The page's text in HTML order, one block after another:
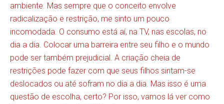
ambiente. Mas sempre que o conceito envolve
radicalização e restrição, me sinto um pouco
incomodada. O consumo está aí, na TV, nas escolas, no
dia a dia. Colocar uma barreira entre seu filho e o mundo
pode ser também prejudicial. A criação cheia de
restrições pode fazer com que seus filhos sintam-se
deslocados ou até sofram no dia a dia. Mas isso é uma
questão de escolha, certo? Por isso, vamos lá ver como